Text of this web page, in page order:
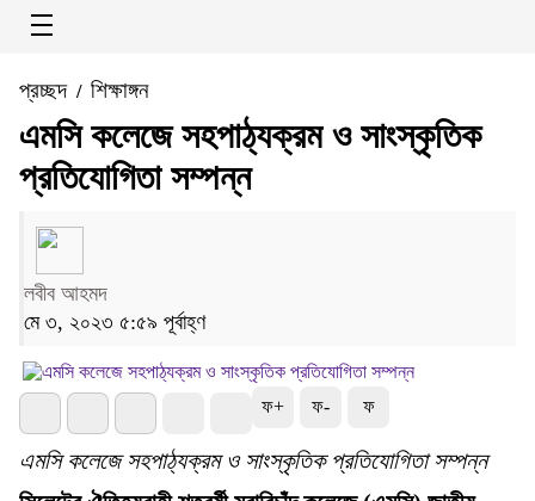
প্রচ্ছদ/ শিক্ষাঙ্গন
এমসি কলেজে সহপাঠ্যক্রম ও সাংস্কৃতিক
প্রতিযোগিতা সম্পন্ন
লবীব আহমদ
মে ৩, ২০২৩ ৫:৫৯ পূর্বাহ্ণ
ফ+ ফ- ফ
এমসি কলেজে সহপাঠ্যক্রম ও সাংস্কৃতিক প্রতিযোগিতা সম্পন্ন